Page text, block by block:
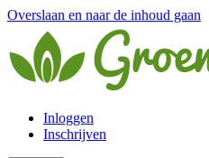
Overslaan en naar de inhoud gaan
Inloggen
Inschrijven